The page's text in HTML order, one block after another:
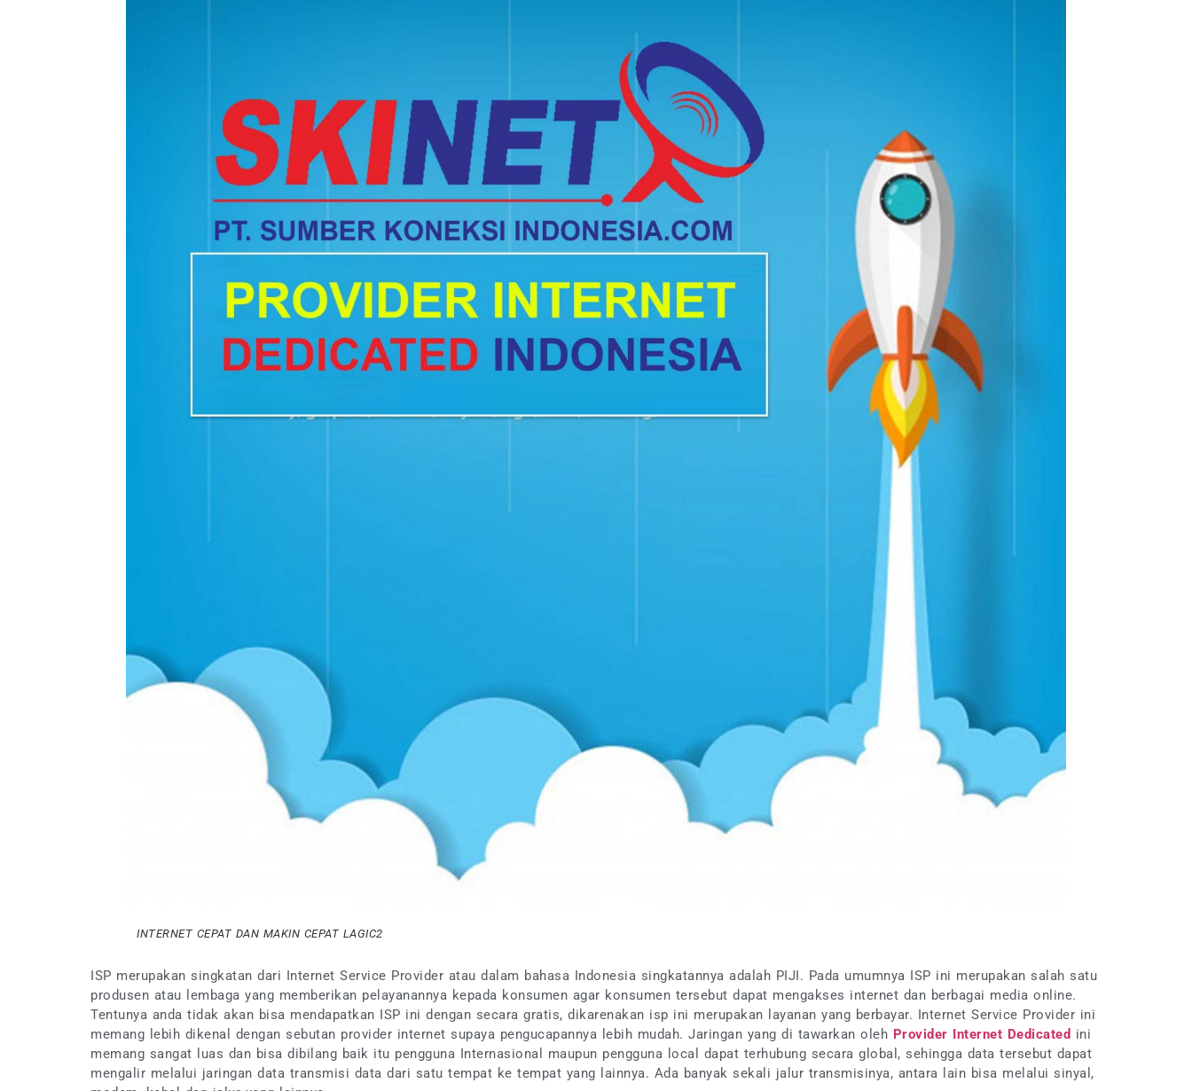
INTERNET CEPAT DAN MAKIN CEPAT LAGIC2
ISP merupakan singkatan dari Internet Service Provider atau dalam bahasa Indonesia singkatannya adalah PIJI. Pada umumnya ISP ini merupakan salah satu
produsen atau lembaga yang memberikan pelayanannya kepada konsumen agar konsumen tersebut dapat mengakses internet dan berbagai media online.
Tentunya anda tidak akan bisa mendapatkan ISP ini dengan secara gratis, dikarenakan isp ini merupakan layanan yang berbayar. Internet Service Provider ini
memang lebih dikenal dengan sebutan provider internet supaya pengucapannya lebih mudah. Jaringan yang di tawarkan oleh Provider Internet Dedicated ini
memang sangat luas dan bisa dibilang baik itu pengguna Internasional maupun pengguna local dapat terhubung secara global, sehingga data tersebut dapat
mengalir melalui jaringan data transmisi data dari satu tempat ke tempat yang lainnya. Ada banyak sekali jalur transmisinya, antara lain bisa melalui sinyal,